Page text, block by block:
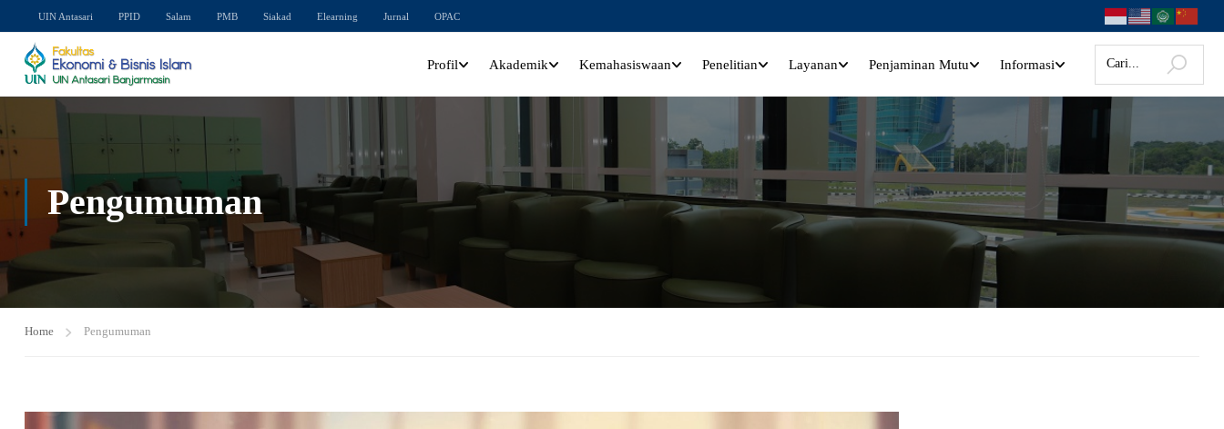
UIN Antasari PPID Salam PMB Siakad Elearning Jurnal OPAC
Profil Akademik Kemahasiswaan Penelitian Layanan Penjaminan Mutu Informasi
Pengumuman
Home Pengumuman